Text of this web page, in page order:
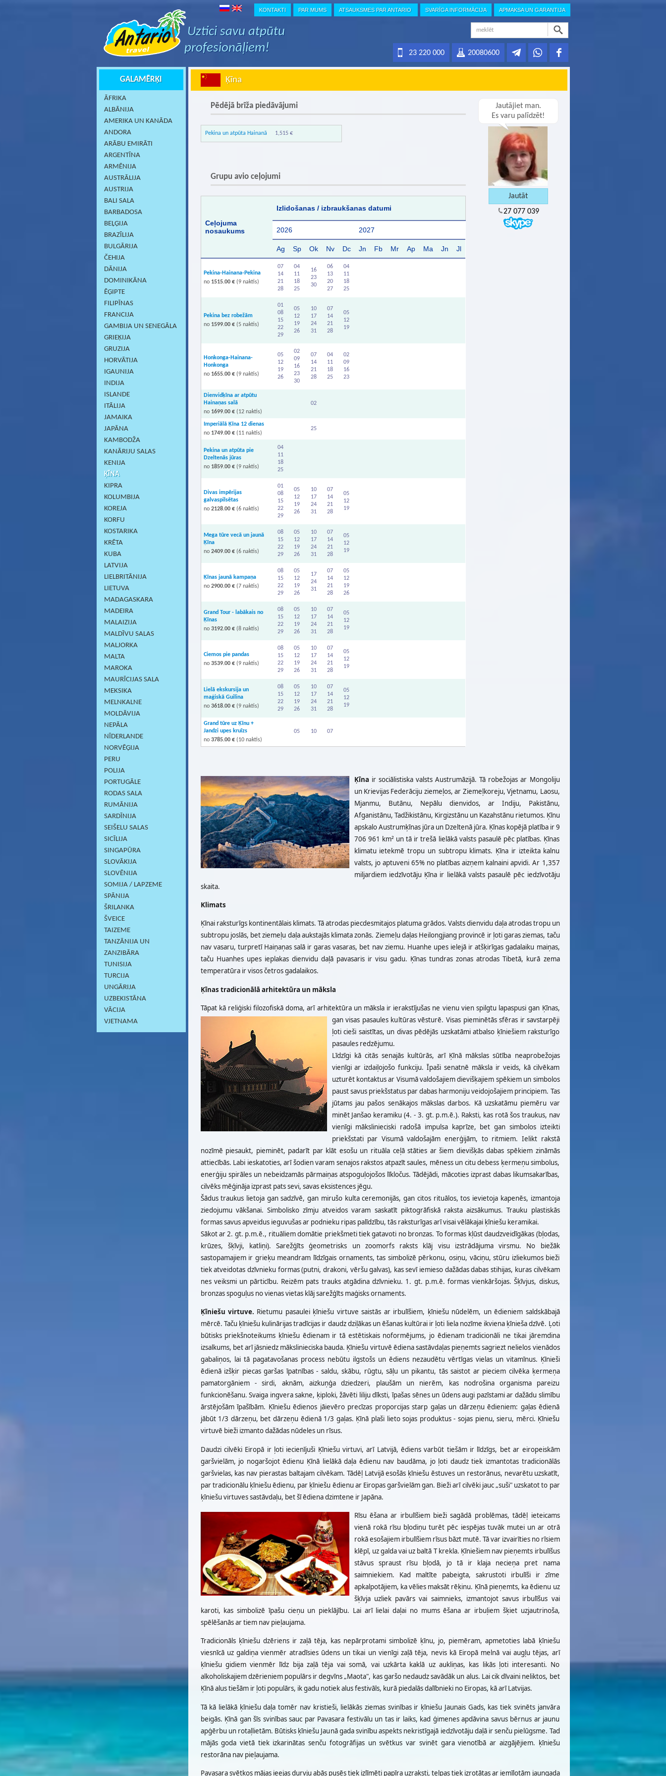
KONTAKTI PAR MUMS ATSAUKSMES PAR ANTARIO SVARĪGA INFORMĀCIJA APMAKSA UN GARANTIJA
Uztici savu atpūtu
profesionāļiem!
20080600
23 220 000
GALAMĒRĶI
ĀFRIKA
ALBĀNIJA
AMERIKA UN KANĀDA
ANDORA
ARĀBU EMIRĀTI
ARGENTĪNA
ARMĒNIJA
AUSTRĀLIJA
AUSTRIJA
BALI SALA
BARBADOSA
BEĻĢIJA
BRAZĪLIJA
BULGĀRIJA
ČEHIJA
DĀNIJA
DOMINIKĀNA
ĒĢIPTE
FILIPĪNAS
FRANCIJA
GAMBIJA UN SENEGĀLA
GRIEĶIJA
GRUZIJA
HORVĀTIJA
IGAUNIJA
INDIJA
ISLANDE
ITĀLIJA
JAMAIKA
JAPĀNA
KAMBODŽA
KANĀRIJU SALAS
KENIJA
ĶĪNA
KIPRA
KOLUMBIJA
KOREJA
KORFU
KOSTARIKA
KRĒTA
KUBA
LATVIJA
LIELBRITĀNIJA
LIETUVA
MADAGASKARA
MADEIRA
MALAIZIJA
MALDĪVU SALAS
MALJORKA
MALTA
MAROKA
MAURĪCIJAS SALA
MEKSIKA
MELNKALNE
MOLDĀVIJA
NEPĀLA
NĪDERLANDE
NORVĒĢIJA
PERU
POLIJA
PORTUGĀLE
RODAS SALA
RUMĀNIJA
SARDĪNIJА
SEIŠELU SALAS
SICĪLIJA
SINGAPŪRA
SLOVĀKIJA
SLOVĒNIJA
SOMIJA / LAPZEME
SPĀNIJA
ŠRILANKA
ŠVEICE
TAIZEME
TANZĀNIJA UN
ZANZIBĀRA
TUNISIJA
TURCIJA
UNGĀRIJA
UZBEKISTĀNA
VĀCIJA
VJETNAMA
Ķīna
Jautājiet man.
Es varu palīdzēt!
27 077 039
Pēdējā brīža piedāvājumi
Pekina un atpūta Hainanā 1,515 €
Grupu avio ceļojumi
Ceļojuma
nosaukums
Izlidošanas / izbraukšanas datumi
2026 2027
Ag Sp Ok Nv Dc Jn Fb Mr Ap Ma Jn Jl
Pekina-Hainana-Pekina
no 1515.00 €(9 naktis)
07
14
21
28
04
11
18
25
16
23
30
06
13
20
27
04
11
18
25
Pekina bez robežām
no 1599.00 €(5 naktis)
01
08
15
22
29
05
12
19
26
10
17
24
31
07
14
21
28
05
12
19
Honkonga-Hainana-
Honkonga
no 1655.00 €(9 naktis)
05
12
19
26
02
09
16
23
30
07
14
21
28
04
11
18
25
02
09
16
23
Dienvidķīna ar atpūtu
Hainaņas salā
no 1699.00 €(12 naktis)
02
Imperiālā Ķīna 12 dienas
no 1749.00 €(11 naktis)
25
Pekina un atpūta pie
Dzeltenās jūras
no 1859.00 €(9 naktis)
04
11
18
25
Divas impērijas
galvaspilsētas
no 2128.00 €(6 naktis)
01
08
15
22
29
05
12
19
26
10
17
24
31
07
14
21
28
05
12
19
Mega tūre vecā un jaunā
Ķīna
no 2409.00 €(6 naktis)
08
15
22
29
05
12
19
26
10
17
24
31
07
14
21
28
05
12
19
Ķīnas jaunā kampaņa
no 2900.00 €(7 naktis)
08
15
22
29
05
12
19
26
17
24
31
07
14
21
28
05
12
19
26
Grand Tour - labākais no
Ķīnas
no 3192.00 €(8 naktis)
08
15
22
29
05
12
19
26
10
17
24
31
07
14
21
28
05
12
19
Ciemos pie pandas
no 3539.00 €(9 naktis)
08
15
22
29
05
12
19
26
10
17
24
31
07
14
21
28
05
12
19
Lielā ekskursija un
maģiskā Guilina
no 3618.00 €(9 naktis)
08
15
22
29
05
12
19
26
10
17
24
31
07
14
21
28
05
12
19
Grand tūre uz Ķīnu +
Jandzi upes kruīzs
no 3785.00 €(10 naktis)
05 10 07
Ķīna ir sociālistiska valsts Austrumāzijā. Tā robežojas ar Mongoliju
un Krievijas Federāciju ziemeļos, ar Ziemeļkoreju, Vjetnamu, Laosu,
Mjanmu, Butānu, Nepālu dienvidos, ar Indiju, Pakistānu,
Afganistānu, Tadžikistānu, Kirgizstānu un Kazahstānu rietumos. Ķīnu
apskalo Austrumķīnas jūra un Dzeltenā jūra. Ķīnas kopējā platība ir 9
706 961 km² un tā ir trešā lielākā valsts pasaulē pēc platības. Ķīnas
klimatu ietekmē tropu un subtropu klimats. Ķīna ir izteikta kalnu
valsts, jo aptuveni 65% no platības aizņem kalnaini apvidi. Ar 1,357
miljardiem iedzīvotāju Ķīna ir lielākā valsts pasaulē pēc iedzīvotāju
skaita.
Klimats
Ķīnai raksturīgs kontinentālais klimats. Tā atrodas piecdesmitajos platuma grādos. Valsts dienvidu daļa atrodas tropu un
subtropu joslās, bet ziemeļu daļa aukstajās klimata zonās. Ziemeļu daļas Heilongjiang provincē ir ļoti garas ziemas, taču
nav vasaru, turpretī Haiņaņas salā ir garas vasaras, bet nav ziemu. Huanhe upes ielejā ir atšķirīgas gadalaiku maiņas,
taču Huanhes upes ieplakas dienvidu daļā pavasaris ir visu gadu. Ķīnas tundras zonas atrodas Tibetā, kurā zema
temperatūra ir visos četros gadalaikos.
Ķīnas tradicionālā arhitektūra un māksla
Tāpat kā reliģiski filozofiskā doma, arī arhitektūra un māksla ir ierakstījušas ne vienu vien spilgtu lapaspusi gan Ķīnas,
gan visas pasaules kultūras vēsturē. Visas pieminētās sfēras ir savstarpēji
ļoti cieši saistītas, un divas pēdējās uzskatāmi atbalso ķīniešiem raksturīgo
pasaules redzējumu.
Līdzīgi kā citās senajās kultūrās, arī Ķīnā mākslas sūtība neaprobežojas
vienīgi ar izdaiļojošo funkciju. Īpaši senatnē māksla ir veids, kā cilvēkam
uzturēt kontaktus ar Visumā valdošajiem dievišķajiem spēkiem un simbolos
paust savus priekšstatus par dabas harmoniju veidojošajiem principiem. Tas
jūtams jau pašos senākajos mākslas darbos. Kā uzskatāmu piemēru var
minēt Janšao keramiku (4. - 3. gt. p.m.ē.). Raksti, kas rotā šos traukus, nav
vienīgi mākslinieciski radošā impulsa kaprīze, bet gan simbolos izteikti
priekšstati par Visumā valdošajām enerģijām, to ritmiem. Ielikt rakstā
nozīmē piesaukt, pieminēt, padarīt par klāt esošu un rituāla ceļā stāties ar šiem dievišķās dabas spēkiem zināmās
attiecībās. Labi ieskatoties, arī šodien varam senajos rakstos atpazīt saules, mēness un citu debess ķermeņu simbolus,
enerģiju spirāles un nebeidzamās pārmaiņas atspoguļojošos līkločus. Tādējādi, mācoties izprast dabas likumsakarības,
cilvēks mēģināja izprast pats sevi, savas eksistences jēgu.
Šādus traukus lietoja gan sadzīvē, gan mirušo kulta ceremonijās, gan citos rituālos, tos ievietoja kapenēs, izmantoja
ziedojumu vākšanai. Simbolisko zīmju atveidos varam saskatīt piktogrāfiskā raksta aizsākumus. Trauku plastiskās
formas savus apveidus ieguvušas ar podnieku ripas palīdzību, tās raksturīgas arī visai vēlākajai ķīniešu keramikai.
Sākot ar 2. gt. p.m.ē., rituāliem domātie priekšmeti tiek gatavoti no bronzas. To formas kļūst daudzveidīgākas (bļodas,
krūzes, šķīvji, katliņi). Sarežģīts ģeometrisks un zoomorfs raksts klāj visu izstrādājuma virsmu. No biežāk
sastopamajiem ir grieķu meandram līdzīgais ornaments, tas simbolizē pērkonu, osiņu, vāciņu, stūru izliekumos bieži
tiek atveidotas dzīvnieku formas (putni, drakoni, vēršu galvas), kas sevī iemieso dažādas dabas stihijas, kuras cilvēkam
nes veiksmi un pārticību. Reizēm pats trauks atgādina dzīvnieku. 1. gt. p.m.ē. formas vienkāršojas. Šķīvjus, diskus,
bronzas spoguļus no vienas vietas klāj sarežģīts maģisks ornaments.
Ķīniešu virtuve. Rietumu pasaulei ķīniešu virtuve saistās ar irbulīšiem, ķīniešu nūdelēm, un ēdieniem saldskābajā
mērcē. Taču ķīniešu kulinārijas tradīcijas ir daudz dziļākas un ēšanas kultūrai ir ļoti liela nozīme ikviena ķīnieša dzīvē. Ļoti
būtisks priekšnoteikums ķīniešu ēdienam ir tā estētiskais noformējums, jo ēdienam tradicionāli ne tikai jāremdina
izsalkums, bet arī jāsniedz mākslinieciska bauda. Ķīniešu virtuvē ēdiena sastāvdaļas pieņemts sagriezt nelielos vienādos
gabaliņos, lai tā pagatavošanas process nebūtu ilgstošs un ēdiens nezaudētu vērtīgas vielas un vitamīnus. Ķīnieši
ēdienā izšķir piecas garšas īpatnības - saldu, skābu, rūgtu, sāļu un pikantu, tās saistot ar pieciem cilvēka ķermeņa
pamatorgāniem - sirdi, aknām, aizkuņģa dziedzeri, plaušām un nierēm, kas nodrošina organisma pareizu
funkcionēšanu. Svaiga ingvera sakne, ķiploki, žāvēti liliju dīksti, īpašas sēnes un ūdens augi pazīstami ar dažādu slimību
ārstējošām īpašībām. Ķīniešu ēdienos jāievēro precīzas proporcijas starp gaļas un dārzeņu ēdieniem: gaļas ēdienā
jābūt 1/3 dārzeņu, bet dārzeņu ēdienā 1/3 gaļas. Ķīnā plaši lieto sojas produktus - sojas pienu, sieru, mērci. Ķīniešu
virtuvē bieži izmanto dažādas nūdeles un rīsus.
Daudzi cilvēki Eiropā ir ļoti iecienījuši Ķīniešu virtuvi, arī Latvijā, ēdiens varbūt tiešām ir līdzīgs, bet ar eiropeiskām
garšvielām, jo nogaršojot ēdienu Ķīnā lielākā daļa ēdienu nav baudāma, jo ļoti daudz tiek izmantotas tradicionālās
garšvielas, kas nav pierastas baltajam cilvēkam. Tādēļ Latvijā esošās ķīniešu ēstuves un restorānus, nevarētu uzskatīt,
par tradicionālu ķīniešu ēdienu, par ķīniešu ēdienu ar Eiropas garšvielām gan. Bieži arī cilvēki jauc „suši" uzskatot to par
ķīniešu virtuves sastāvdaļu, bet šī ēdiena dzimtene ir Japāna.
Rīsu ēšana ar irbulīšiem bieži sagādā problēmas, tādēļ ieteicams
vienā rokā rīsu bļodiņu turēt pēc iespējas tuvāk mutei un ar otrā
rokā esošajiem irbulīšiem rīsus bāzt mutē. Tā var izvairīties no rīsiem
klēpī, uz galda vai uz baltā T krekla. Ķīniešiem nav pieņemts irbulīšus
stāvus spraust rīsu bļodā, jo tā ir klaja necieņa pret nama
saimniekiem. Kad maltīte pabeigta, sakrustoti irbulīši ir zīme
apkalpotājiem, ka vēlies maksāt rēķinu. Ķīnā pieņemts, ka ēdienu uz
šķīvja uzliek pavārs vai saimnieks, izmantojot savus irbulīšus vai
karoti, kas simbolizē īpašu cieņu un pieklājību. Lai arī lielai daļai no mums ēšana ar irbuļiem šķiet uzjautrinoša,
spēlēšanās ar tiem nav pieļaujama.
Tradicionāls ķīniešu dzēriens ir zaļā tēja, kas nepārprotami simbolizē ķīnu, jo, piemēram, apmetoties labā ķīniešu
viesnīcā uz galdiņa vienmēr atradīsies ūdens un tikai un vienīgi zaļā tēja, nevis kā Eiropā melnā vai augļu tējas, arī
ķīniešu gidiem vienmēr līdz bija zaļā tēja vai somā, vai uzkārta kaklā uz aukliņas, kas likās ļoti interesanti. No
alkoholiskajiem dzērieniem populārs ir degvīns „Maota", kas garšo nedaudz savādāk un alus. Lai cik dīvaini neliktos, bet
Ķīnā alus tiešām ir ļoti populārs, ik gadu notiek alus festivāls, kurā piedalās dalībnieki no Eiropas, kā arī Latvijas.
Tā kā lielākā ķīniešu daļa tomēr nav kristieši, lielākās ziemas svinības ir ķīniešu Jaunais Gads, kas tiek svinēts janvāra
beigās. Ķīnā gan šīs svinības sauc par Pavasara festivālu un tas ir laiks, kad ģimenes apdāvina savus bērnus ar jaunu
apģērbu un rotaļlietām. Būtisks ķīniešu Jaunā gada svinību aspekts nekristīgajā iedzīvotāju daļā ir senču pielūgsme. Tad
mājās goda vietā tiek izkarinātas senču fotogrāfijas un svētkus var svinēt gara vienotībā ar aizgājējiem. ķīniešu
restorāna nav pieļaujama.
Pavasara svētkos mājas ieejas durvju abās pusēs tiek izlīmēti papīra uzraksti, telpas tiek izrotātas ar iemīļotām jaungada